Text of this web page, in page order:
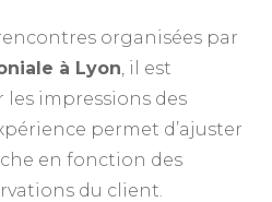
organisées par
à Lyon , il est
impressions des
permet d’ajuster
en fonction des
du client.